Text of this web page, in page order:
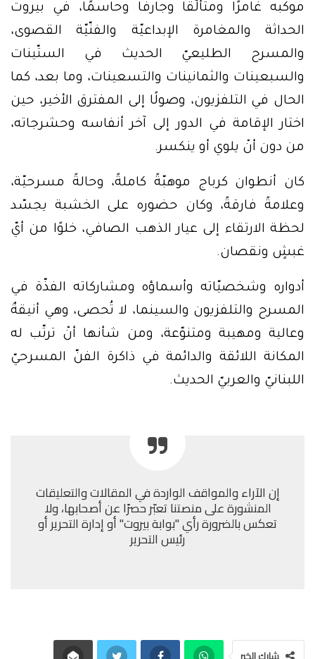
موكبه غامرًا ومتألّقًا وجارفًا وحاسمًا، في بيروت
الحداثة والمغامرة الإبداعيّة والفنّيّة القصوى،
والمسرح الطليعيّ الحديث في الستّينات
والسبعينات والثمانينات والتسعينات، وما بعد، كما
الحال في التلفزيون، وصولًا إلى المفترق الأخير، حين
اختار الإقامة في الدور إلى آخر أنفاسه وحشرجاته،
من دون أنْ يلوي أو ينكسر.
كان أنطوان كرباج موهبّةً كاملةً، وحالةً مسرحيّة،
وعلامةً فارقةً، وكان حضوره على الخشبة يجسّد
لحظة الارتقاء إلى عيار الذهب الصافي، خلوًا من أيّ
غبشٍ ونقصان.
أدواره وشخصيّاته وأسماؤه ومشاركاته الفذّة في
المسرح والتلفزيون والسينما، لا تُحصى، وهي أنيقةٌ
وعالية ومهيبة ومتنوّعة، ومن شأنها أنْ ترتّب له
المكانة اللائقة والدائمة في ذاكرة الفنّ المسرحيّ
اللبنانيّ والعربيّ الحديث.
إن الآراء والمواقف الواردة في المقالات والتعليقات
المنشورة على منصتنا تعبّر حصرًا عن أصحابها، ولا
تعكس بالضرورة رأي "بوابة بيروت" أو إدارة التحرير أو
رئيس التحرير